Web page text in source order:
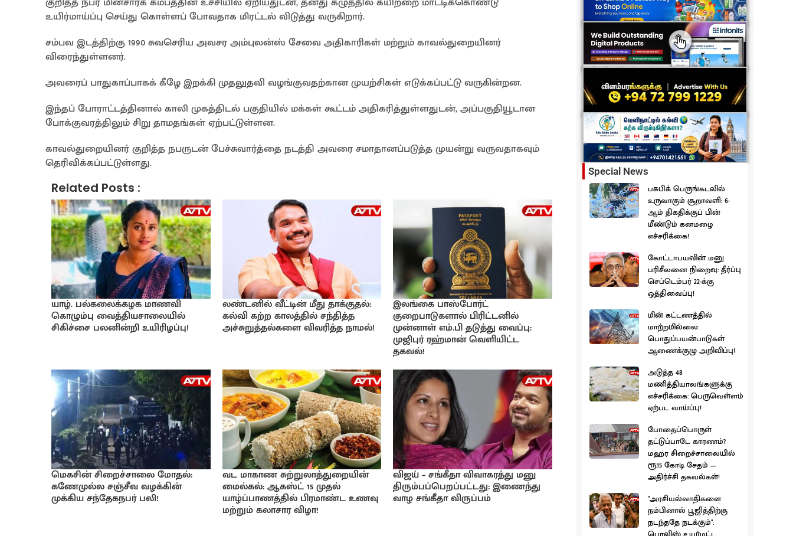
உயிர்மாய்ப்பு செய்து கொள்ளப் போவதாக மிரட்டல் விடுத்து வருகிறார்.
சம்பவ இடத்திற்கு 1990 சுவசெரிய அவசர அம்புலன்ஸ் சேவை அதிகாரிகள் மற்றும் காவல்துறையினர்
விரைந்துள்ளனர்.
அவரைப் பாதுகாப்பாகக் கீழே இறக்கி முதலுதவி வழங்குவதற்கான முயற்சிகள் எடுக்கப்பட்டு வருகின்றன.
இந்தப் போராட்டத்தினால் காலி முகத்திடல் பகுதியில் மக்கள் கூட்டம் அதிகரித்துள்ளதுடன், அப்பகுதியூடான
போக்குவரத்திலும் சிறு தாமதங்கள் ஏற்பட்டுள்ளன.
காவல்துறையினர் குறித்த நபருடன் பேச்சுவார்த்தை நடத்தி அவரை சமாதானப்படுத்த முயன்று வருவதாகவும்
தெரிவிக்கப்பட்டுள்ளது.
Related Posts :
யாழ். பல்கலைக்கழக மாணவி
கொழும்பு வைத்தியசாலையில்
சிகிச்சை பலனின்றி உயிரிழப்பு!
லண்டனில் வீட்டின் மீது தாக்குதல்:
கல்வி கற்ற காலத்தில் சந்தித்த
அச்சுறுத்தல்களை விவரித்த நாமல்!
இலங்கை பாஸ்போர்ட்
குறைபாடுகளால் பிரிட்டனில்
முன்னாள் எம்.பி தடுத்து வைப்பு:
முஜிபுர் ரஹ்மான் வெளியிட்ட
தகவல்!
மெகசின் சிறைச்சாலை மோதல்:
கணேமுல்ல சஞ்சீவ வழக்கின்
முக்கிய சந்தேகநபர் பலி!
வட மாகாண சுற்றுலாத்துறையின்
மைல்கல்: ஆகஸ்ட் 15 முதல்
யாழ்ப்பாணத்தில் பிரமாண்ட உணவு
மற்றும் கலாசார விழா!
விஜய் – சங்கீதா விவாகரத்து மனு
திரும்பப்பெறப்பட்டது: இணைந்து
வாழ சங்கீதா விருப்பம்
Special News
பசுபிக் பெருங்கடலில்
உருவாகும் சூறாவளி: 6-
ஆம் திகதிக்குப் பின்
மீண்டும் கனமழை
எச்சரிக்கை!
கோட்டாபயவின் மனு
பரிசீலனை நிறைவு: தீர்ப்பு
செப்டெம்பர் 22-க்கு
ஒத்திவைப்பு!
மின் கட்டணத்தில்
மாற்றமில்லை:
பொதுப்பயன்பாடுகள்
ஆணைக்குழு அறிவிப்பு!
அடுத்த 48
மணித்தியாலங்களுக்கு
எச்சரிக்கை: பெருவெள்ளம்
ஏற்பட வாய்ப்பு!
போதைப்பொருள்
தட்டுப்பாடே காரணம்?
மஹர சிறைச்சாலையில்
ரூ.15 கோடி சேதம் —
அதிர்ச்சி தகவல்கள்!
"அரசியல்வாதிகளை
நம்பினால் பூஜித்திற்கு
நடந்ததே நடக்கும்":